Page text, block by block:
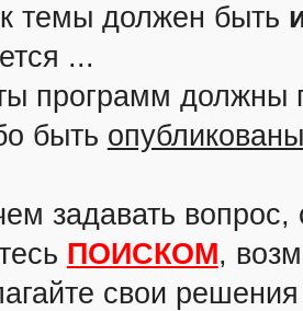
темы должен быть
...
программ должны
быть
задавать вопрос,
ПОИСКОМ,
свои